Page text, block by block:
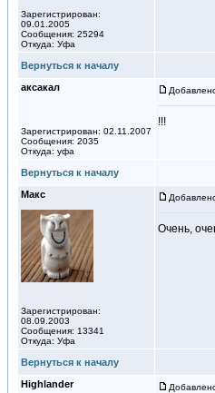
Зарегистрирован:
09.01.2005
Сообщения: 25294
Откуда: Уфа
Вернуться к началу
аксакал
Зарегистрирован: 02.11.2007
Сообщения: 2035
Откуда: уфа
!!!
Вернуться к началу
Макс
Зарегистрирован:
08.09.2003
Сообщения: 13341
Откуда: Уфа
Очень,
Вернуться к началу
Highlander